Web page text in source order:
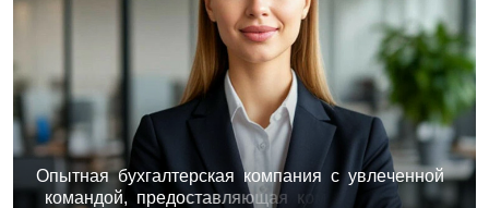
Опытная бухгалтерская компания с увлеченной
командой, предоставляющая к о пл ек ны